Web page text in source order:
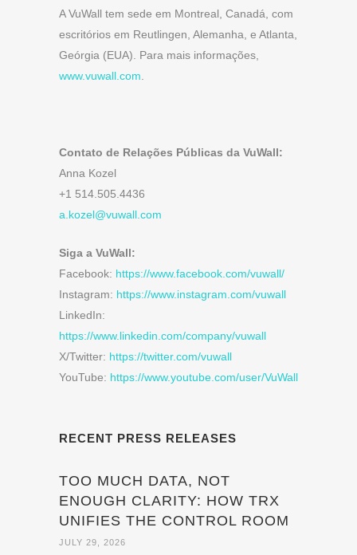
A VuWall tem sede em Montreal, Canadá, com
escritórios em Reutlingen, Alemanha, e Atlanta,
Geórgia (EUA). Para mais informações,
www.vuwall.com
Contato de Relações Públicas da VuWall:
Anna Kozel
+1 514.505.4436
a.kozel@vuwall.com
Siga a VuWall:
Facebook: https://www.facebook.com/vuwall/
Instagram: https://www.instagram.com/vuwall
LinkedIn:
https://www.linkedin.com/company/vuwall
X/Twitter: https://twitter.com/vuwall
YouTube: https://www.youtube.com/user/VuWall
RECENT PRESS RELEASES
TOO MUCH DATA, NOT
ENOUGH CLARITY: HOW TRX
UNIFIES THE CONTROL ROOM
JULY 29, 2026